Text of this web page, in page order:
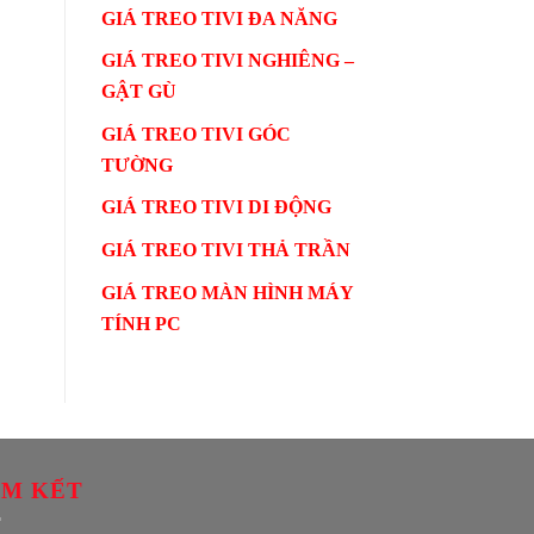
GIÁ TREO TIVI ĐA NĂNG
GIÁ TREO TIVI NGHIÊNG –
GẬT GÙ
GIÁ TREO TIVI GÓC
TƯỜNG
GIÁ TREO TIVI DI ĐỘNG
GIÁ TREO TIVI THẢ TRẦN
GIÁ TREO MÀN HÌNH MÁY
TÍNH PC
KẾT